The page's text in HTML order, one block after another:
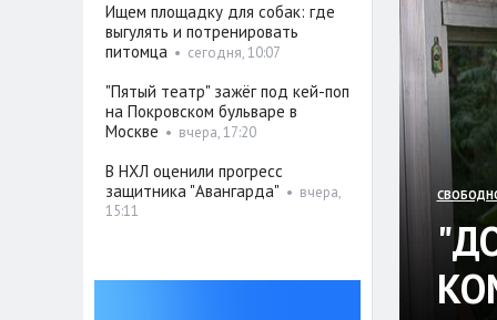
Ищем площадку для собак: где
выгулять и потренировать
питомца• сегодня, 10:07
"Пятый театр" зажёг под кей-поп
на Покровском бульваре в
Москве • вчера, 17:20
В НХЛ оценили прогресс
защитника "Авангарда" • вчера,
15:11